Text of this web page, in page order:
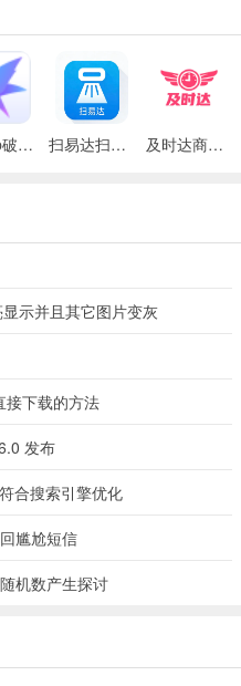
面向新手的新手礼品包;
槛低，玩家可以随意体验。
用任何插件，并且必须具有实
专业高效流畅游戏环境，杜绝
玩家们还能享受到丰厚的新手
游戏方法可在此处下载和玩。
迅雷vip破解版永久会员2024版 扫易达扫描仪最新安卓版 及时达商家(同城配送App)
示并且其它图片变灰
接下载的方法
发布
合搜索引擎优化
尴尬短信
机数产生探讨